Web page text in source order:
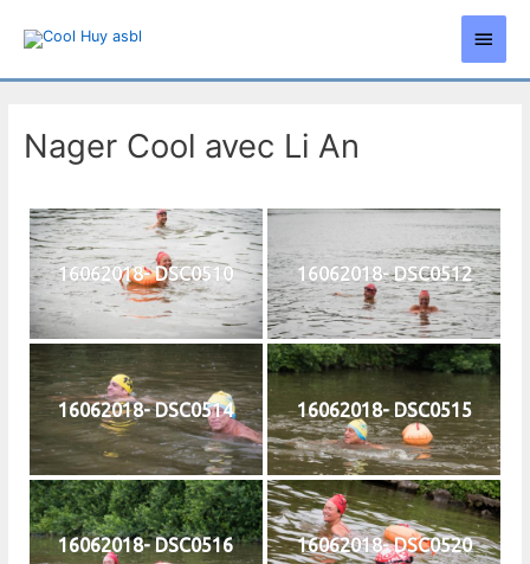
Menu
Nager Cool avec Li An
16062018- DSC0510 16062018- DSC0512
16062018- DSC0514 16062018- DSC0515
16062018- DSC0516 16062018- DSC0520